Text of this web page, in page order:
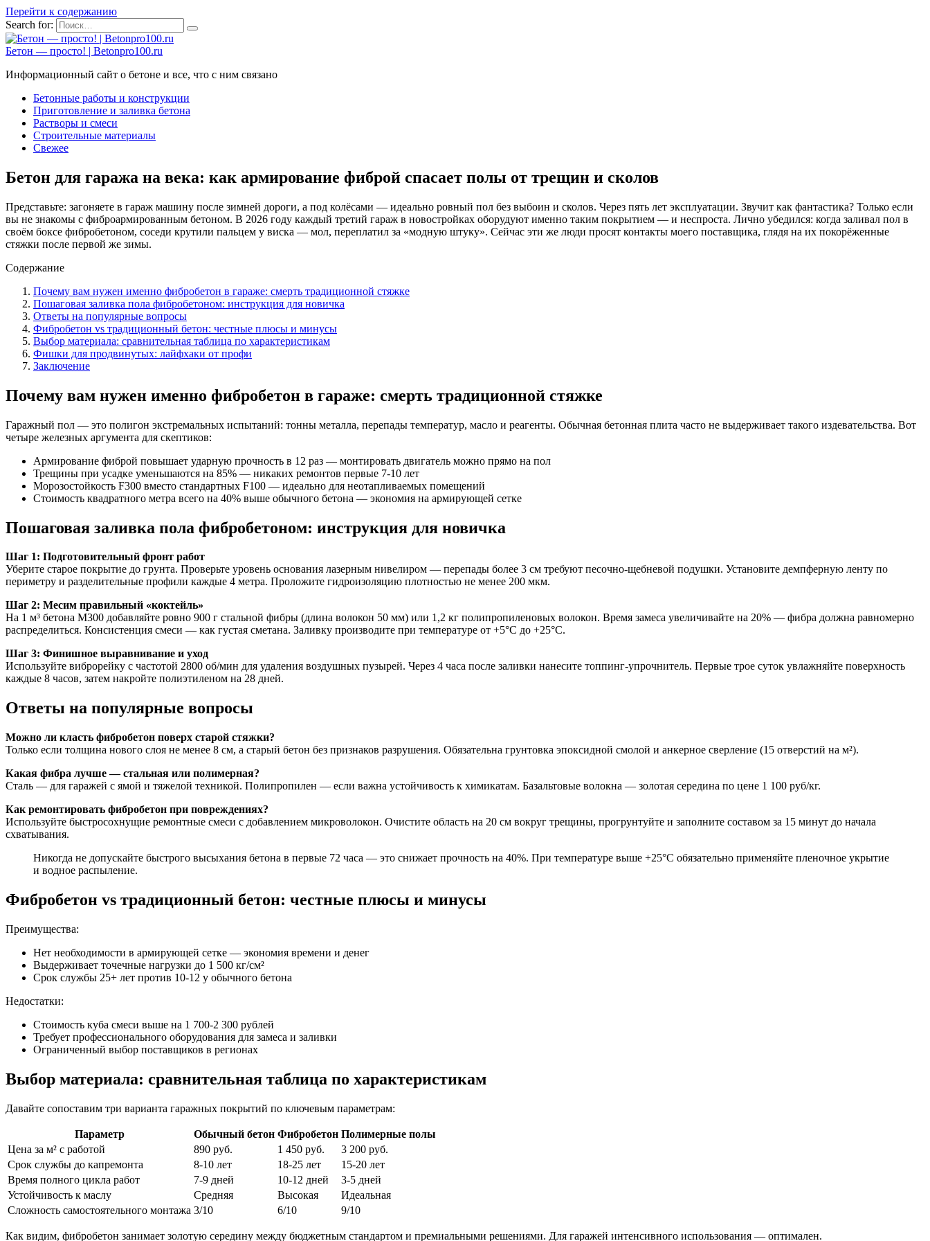
Перейти к содержанию
Search for:
Бетон — просто! | Betonpro100.ru
Информационный сайт о бетоне и все, что с ним связано
Бетонные работы и конструкции
Приготовление и заливка бетона
Растворы и смеси
Строительные материалы
Свежее
Бетон для гаража на века: как армирование фиброй спасает полы от трещин и сколов
Представьте: загоняете в гараж машину после зимней дороги, а под колёсами — идеально ровный пол без выбоин и сколов. Через пять лет эксплуатации. Звучит как фантастика? Только если
вы не знакомы с фиброармированным бетоном. В 2026 году каждый третий гараж в новостройках оборудуют именно таким покрытием — и неспроста. Лично убедился: когда заливал пол в
своём боксе фибробетоном, соседи крутили пальцем у виска — мол, переплатил за «модную штуку». Сейчас эти же люди просят контакты моего поставщика, глядя на их покорёженные
стяжки после первой же зимы.
Содержание
Почему вам нужен именно фибробетон в гараже: смерть традиционной стяжке
Пошаговая заливка пола фибробетоном: инструкция для новичка
Ответы на популярные вопросы
Фибробетон vs традиционный бетон: честные плюсы и минусы
Выбор материала: сравнительная таблица по характеристикам
Фишки для продвинутых: лайфхаки от профи
Заключение
Почему вам нужен именно фибробетон в гараже: смерть традиционной стяжке
Гаражный пол — это полигон экстремальных испытаний: тонны металла, перепады температур, масло и реагенты. Обычная бетонная плита часто не выдерживает такого издевательства. Вот
четыре железных аргумента для скептиков:
Армирование фиброй повышает ударную прочность в 12 раз — монтировать двигатель можно прямо на пол
Трещины при усадке уменьшаются на 85% — никаких ремонтов первые 7-10 лет
Морозостойкость F300 вместо стандартных F100 — идеально для неотапливаемых помещений
Стоимость квадратного метра всего на 40% выше обычного бетона — экономия на армирующей сетке
Пошаговая заливка пола фибробетоном: инструкция для новичка
Шаг 1: Подготовительный фронт работ
Уберите старое покрытие до грунта. Проверьте уровень основания лазерным нивелиром — перепады более 3 см требуют песочно-щебневой подушки. Установите демпферную ленту по
периметру и разделительные профили каждые 4 метра. Проложите гидроизоляцию плотностью не менее 200 мкм.
Шаг 2: Месим правильный «коктейль»
На 1 м³ бетона М300 добавляйте ровно 900 г стальной фибры (длина волокон 50 мм) или 1,2 кг полипропиленовых волокон. Время замеса увеличивайте на 20% — фибра должна равномерно
распределиться. Консистенция смеси — как густая сметана. Заливку производите при температуре от +5°С до +25°С.
Шаг 3: Финишное выравнивание и уход
Используйте виброрейку с частотой 2800 об/мин для удаления воздушных пузырей. Через 4 часа после заливки нанесите топпинг-упрочнитель. Первые трое суток увлажняйте поверхность
каждые 8 часов, затем накройте полиэтиленом на 28 дней.
Ответы на популярные вопросы
Можно ли класть фибробетон поверх старой стяжки?
Только если толщина нового слоя не менее 8 см, а старый бетон без признаков разрушения. Обязательна грунтовка эпоксидной смолой и анкерное сверление (15 отверстий на м²).
Какая фибра лучше — стальная или полимерная?
Сталь — для гаражей с ямой и тяжелой техникой. Полипропилен — если важна устойчивость к химикатам. Базальтовые волокна — золотая середина по цене 1 100 руб/кг.
Как ремонтировать фибробетон при повреждениях?
Используйте быстросохнущие ремонтные смеси с добавлением микроволокон. Очистите область на 20 см вокруг трещины, прогрунтуйте и заполните составом за 15 минут до начала
схватывания.
Никогда не допускайте быстрого высыхания бетона в первые 72 часа — это снижает прочность на 40%. При температуре выше +25°С обязательно применяйте пленочное укрытие
и водное распыление.
Фибробетон vs традиционный бетон: честные плюсы и минусы
Преимущества:
Нет необходимости в армирующей сетке — экономия времени и денег
Выдерживает точечные нагрузки до 1 500 кг/см²
Срок службы 25+ лет против 10-12 у обычного бетона
Недостатки:
Стоимость куба смеси выше на 1 700-2 300 рублей
Требует профессионального оборудования для замеса и заливки
Ограниченный выбор поставщиков в регионах
Выбор материала: сравнительная таблица по характеристикам
Давайте сопоставим три варианта гаражных покрытий по ключевым параметрам:
Параметр Обычный бетон Фибробетон Полимерные полы
Цена за м² с работой
890 руб. 1 450 руб.
3 200 руб.
Срок службы до капремонта
8-10 лет 18-25 лет
15-20 лет
Время полного цикла работ
7-9 дней 10-12 дней
3-5 дней
Устойчивость к маслу
Средняя Высокая
Идеальная
Сложность самостоятельного монтажа 3/10 6/10 9/10
Как видим, фибробетон занимает золотую середину между бюджетным стандартом и премиальными решениями. Для гаражей интенсивного использования — оптимален.